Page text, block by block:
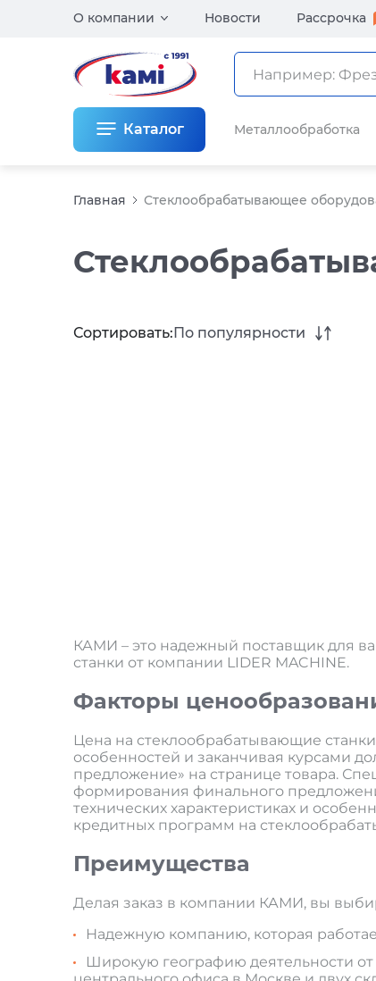
О компании Новости Рассрочка
Каталог Металлообработка
Главная Стеклообрабатывающее
Сортировать:По популярности
КАМИ – это надежный поставщик для
станки от компании LIDER MACHINE.
Факторы
Цена на стеклообрабатывающие
особенностей и заканчивая курсами
предложение» на странице товара.
формирования финального
технических характеристиках и
кредитных программ на
Преимущества
Делая заказ в компании КАМИ, вы
Надежную компанию, которая
Широкую географию деятельности от